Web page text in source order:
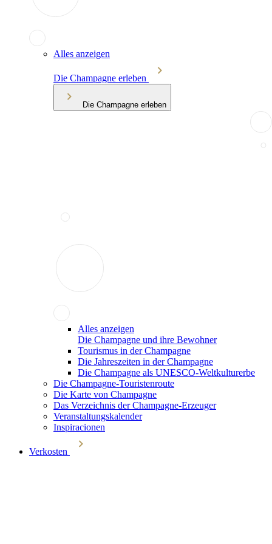
Alles anzeigen
Die Champagne erleben
Die Champagne erleben
Alles anzeigen
Die Champagne und ihre Bewohner
Tourismus in der Champagne
Die Jahreszeiten in der Champagne
Die Champagne als UNESCO-Weltkulturerbe
Die Champagne-Touristenroute
Die Karte von Champagne
Das Verzeichnis der Champagne-Erzeuger
Veranstaltungskalender
Inspiracionen
Verkosten